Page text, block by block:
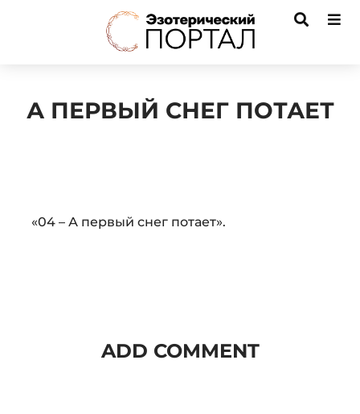
А ПЕРВЫЙ СНЕГ ПОТАЕТ
Audio
«04 – А первый снег потает».
ADD COMMENT